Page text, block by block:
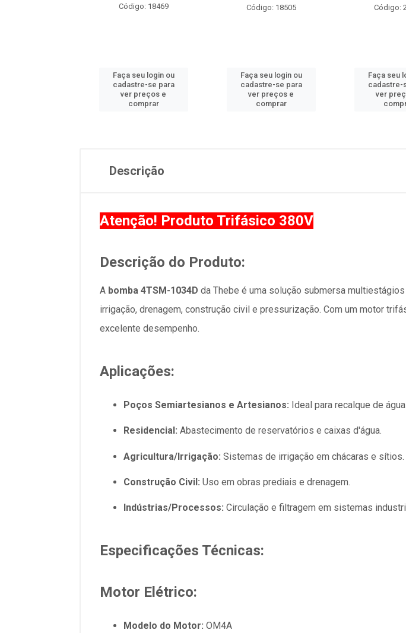
Código: 18469
Faça seu login ou
cadastre-se para
ver preços e
comprar
Código: 18505
Faça seu login ou
cadastre-se para
ver preços e
comprar
Código:
Faça seu
cadastre-
ver
Descrição
Atenção! Produto Trifásico 380V
Descrição do Produto:
A bomba 4TSM-1034D da Thebe é uma solução submersa
irrigação, drenagem, construção civil e pressurização. Com um motor
excelente desempenho.
Aplicações:
Poços Semiartesianos e Artesianos: Ideal para recalque de
Residencial: Abastecimento de reservatórios e caixas d'água.
Agricultura/Irrigação: Sistemas de irrigação em chácaras e sítios.
Construção Civil: Uso em obras prediais e drenagem.
Indústrias/Processos: Circulação e filtragem em sistemas
Especificações Técnicas:
Motor Elétrico:
Modelo do Motor: OM4A